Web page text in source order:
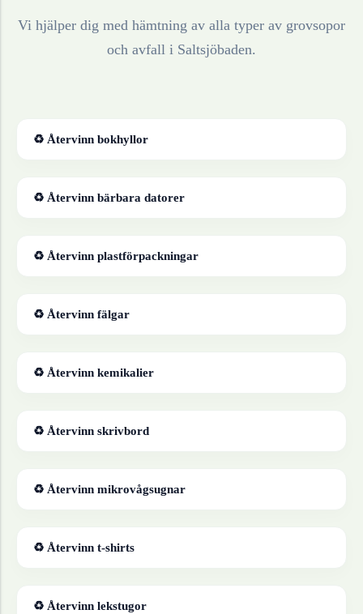
Vi hjälper dig med hämtning av alla typer av grovsopor
och avfall i Saltsjöbaden.
♻ Återvinn bokhyllor
♻ Återvinn bärbara datorer
♻ Återvinn plastförpackningar
♻ Återvinn fälgar
♻ Återvinn kemikalier
♻ Återvinn skrivbord
♻ Återvinn mikrovågsugnar
♻ Återvinn t-shirts
♻ Återvinn lekstugor